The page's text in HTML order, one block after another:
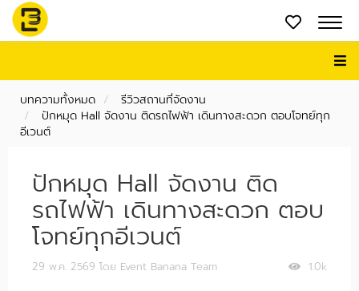
บทความทั้งหมด
รีวิวสถานที่จัดงาน
ปักหมุด Hall จัดงาน ติดรถไฟฟ้า เดินทางสะดวก ตอบโจทย์ทุก
อีเวนต์
ปักหมุด Hall จัดงาน ติด
รถไฟฟ้า เดินทางสะดวก ตอบ
โจทย์ทุกอีเวนต์
1.0k
29 พ.ค. 2569 โดย Event Banana Team